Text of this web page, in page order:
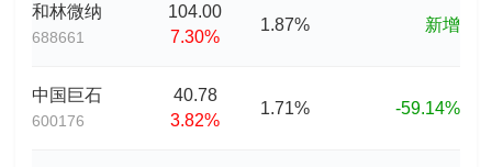
和林微纳
688661
104.00
7.30%
1.87% 新增
中国巨石
600176
40.78
3.82%
1.71% -59.14%